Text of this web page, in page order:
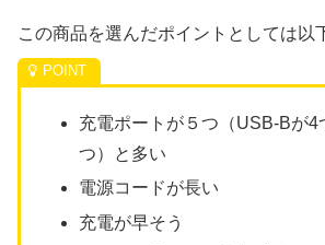
この商品を選んだポイントとしては以
充電ポートが５つ（USB-Bが4
つ）と多い
電源コードが長い
充電が早そう